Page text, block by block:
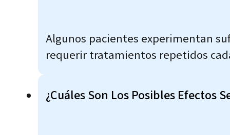
Algunos pacientes experimentan
requerir tratamientos repetidos
¿Cuáles Son Los Posibles Efectos